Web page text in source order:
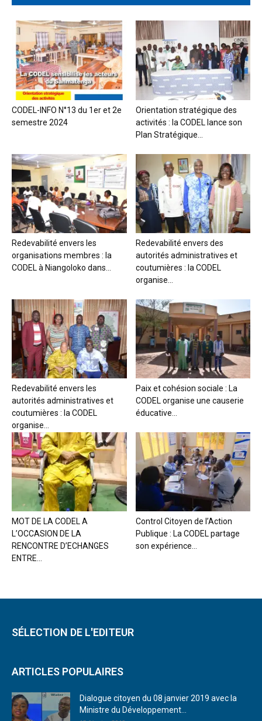
CODEL-INFO N°13 du 1er et 2e
semestre 2024
Orientation stratégique des
activités : la CODEL lance son
Plan Stratégique...
Redevabilité envers les
organisations membres : la
CODEL à Niangoloko dans...
Redevabilité envers des
autorités administratives et
coutumières : la CODEL
organise...
Redevabilité envers les
autorités administratives et
coutumières : la CODEL
organise...
Paix et cohésion sociale : La
CODEL organise une causerie
éducative...
MOT DE LA CODEL A
L’OCCASION DE LA
RENCONTRE D’ECHANGES
ENTRE...
Control Citoyen de l’Action
Publique : La CODEL partage
son expérience...
SÉLECTION DE L'EDITEUR
ARTICLES POPULAIRES
Dialogue citoyen du 08 janvier 2019 avec la
Ministre du Développement...